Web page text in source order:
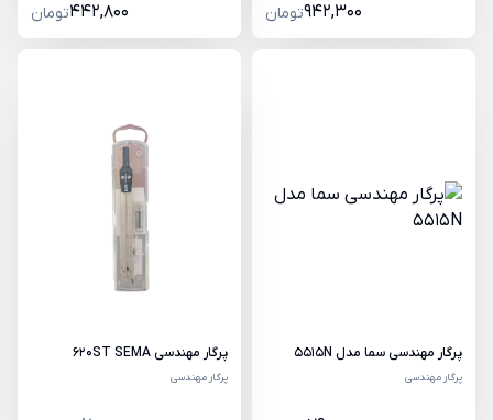
942,300تومان 442,800تومان
پرگار مهندسی سما مدل 5515N
پرگار مهندسی
پرگار مهندسی 620ST SEMA
پرگار مهندسی